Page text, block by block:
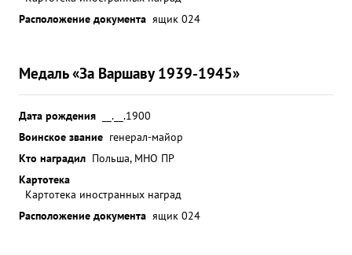
Расположение документа ящик 024
Медаль «За Варшаву 1939-1945»
Дата рождения
__.__.1900
Воинское звание генерал-майор
Кто наградил Польша, МНО ПР
Картотека
Картотека иностранных наград
Расположение документа ящик 024